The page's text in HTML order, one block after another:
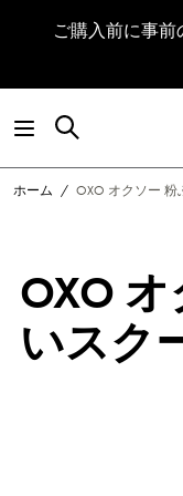
ご購入前に事
ホーム / OXO オクソー 粉
OXO
いスク